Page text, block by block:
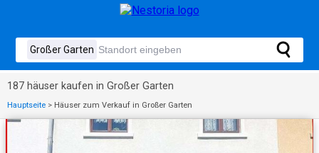
187 häuser kaufen in Großer Garten
Hauptseite > Häuser zum Verkauf in Großer Garten